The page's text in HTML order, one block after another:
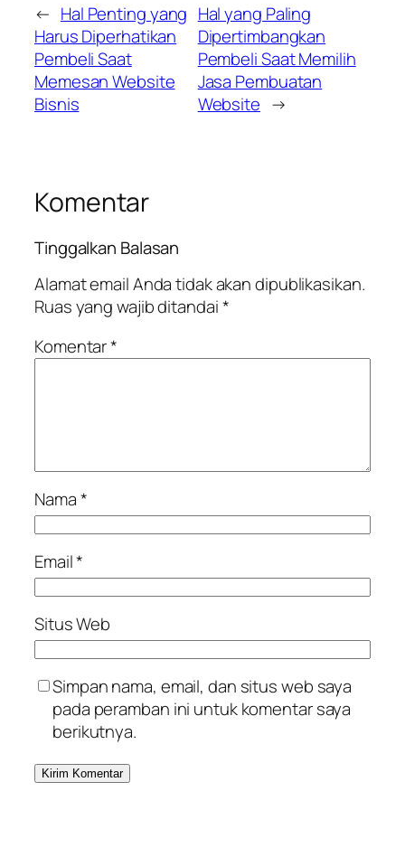
← Hal Penting yang
Harus Diperhatikan
Pembeli Saat
Memesan Website
Bisnis
Hal yang Paling
Dipertimbangkan
Pembeli Saat Memilih
Jasa Pembuatan
Website →
Komentar
Tinggalkan Balasan
Alamat email Anda tidak akan dipublikasikan.
Ruas yang wajib ditandai*
Komentar*
Nama*
Email*
Situs Web
Simpan nama, email, dan situs web saya
pada peramban ini untuk komentar saya
berikutnya.